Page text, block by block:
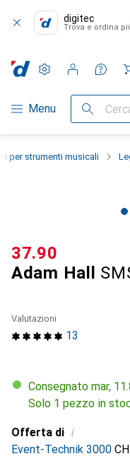
digitec
Trova e ordina
Categoria Navigazione
Menu Cerca
Impostazioni
Conto cliente
Liste di confronto
Liste dei desideri
Carrello
per strumenti musicali
Adam Hall
CHF
37.90
13
Valutazioni
Consegnato mar,
Solo 1 pezzo in
Offerta di i
Event-Technik 3000 CH